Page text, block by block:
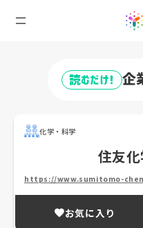
読むだけ! 企
化学・科学
住友
https://www.sumitomo-
お気に入り